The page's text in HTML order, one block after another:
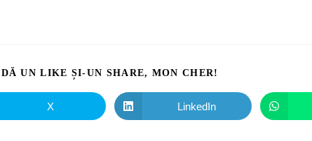
DĂ UN LIKE ȘI-UN SHARE, MON CHER!
X LinkedIn